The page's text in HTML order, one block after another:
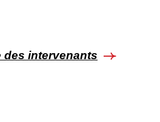
des intervenants